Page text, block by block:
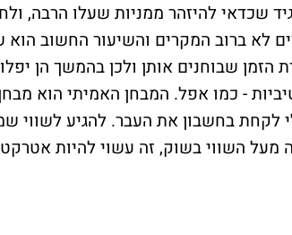
שכדאי להיזהר ממניות שעלו הרבה,
לא ברוב המקרים והשיעור החשוב הוא
בנקודת הזמן שבוחנים אותן ולכן בהמשך
אטרקטיביות - כמו אפל. המבחן האמיתי הוא
לקחת בחשבון את העבר. להגיע לשווי
מעל השווי בשוק, זה עשוי להיות